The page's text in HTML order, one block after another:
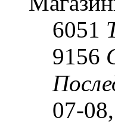
6051
9156
07-